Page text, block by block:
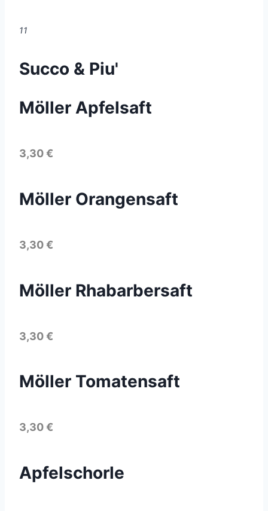
11
Succo & Piu'
Möller Apfelsaft
3,30 €
Möller Orangensaft
3,30 €
Möller Rhabarbersaft
3,30 €
Möller Tomatensaft
3,30 €
Apfelschorle